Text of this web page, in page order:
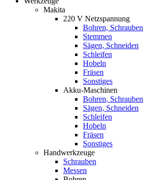
Makita
220 V Netzspannung
Bohren, Schrauben
Stemmen
Sägen, Schneiden
Schleifen
Hobeln
Fräsen
Sonstiges
Akku-Maschinen
Bohren, Schrauben
Sägen, Schneiden
Schleifen
Hobeln
Fräsen
Sonstiges
Handwerkzeuge
Schrauben
Messen